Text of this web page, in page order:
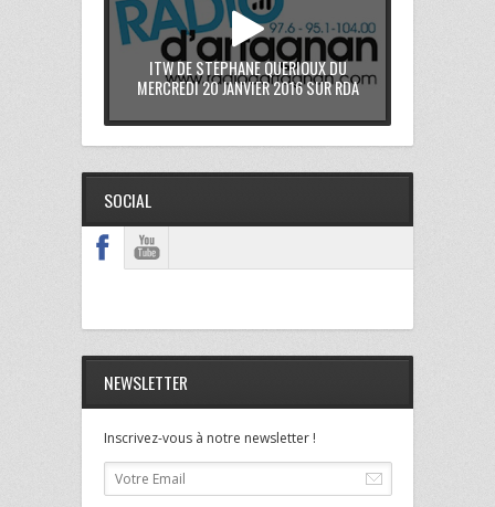
ITW DE STEPHANE QUERIOUX DU
MERCREDI 20 JANVIER 2016 SUR RDA
SOCIAL
NEWSLETTER
Inscrivez-vous à notre newsletter !